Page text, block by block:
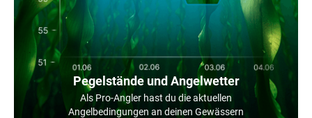
Pegelstände und Angelwetter
Als Pro-Angler hast du die aktuellen
Angelbedingungen an deinen Gewässern